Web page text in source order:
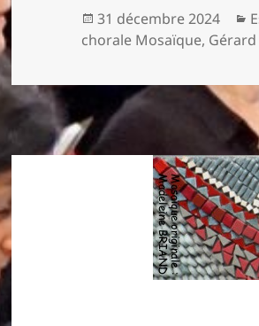
Publié
le
31 décembre 2024
chorale Mosaïque,